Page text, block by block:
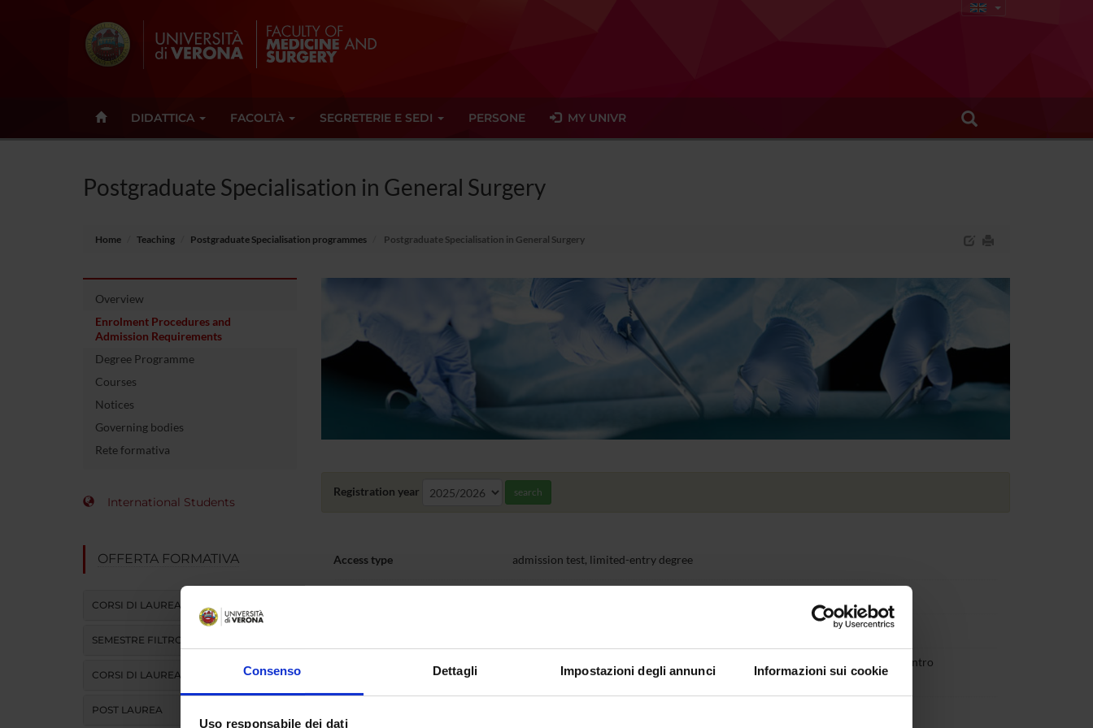
Consenso Dettagli Impostazioni degli annunci Informazioni sui cookie
Uso responsabile dei dati
DIDATTICA FACOLTÀ SEGRETERIE E SEDI PERSONE MY UNIVR
Postgraduate Specialisation in General Surgery
Home Teaching Postgraduate Specialisation programmes Postgraduate Specialisation in General Surgery
Overview
Enrolment Procedures and
Admission Requirements
Degree Programme
Courses
Notices
Governing bodies
Rete formativa
International Students
OFFERTA FORMATIVA
CORSI DI LAUREA
SEMESTRE FILTRO
CORSI DI LAUREA MAGISTRALE
POST LAUREA
Registration year search
Access type admission test, limited-entry degree
€ 1.905,00: I rata € 355,00 entro la scadenza prevista dal MUR; II rata € 775,00 entro
31/03/2027; III rata € 775,00 entro 31/05/2027;